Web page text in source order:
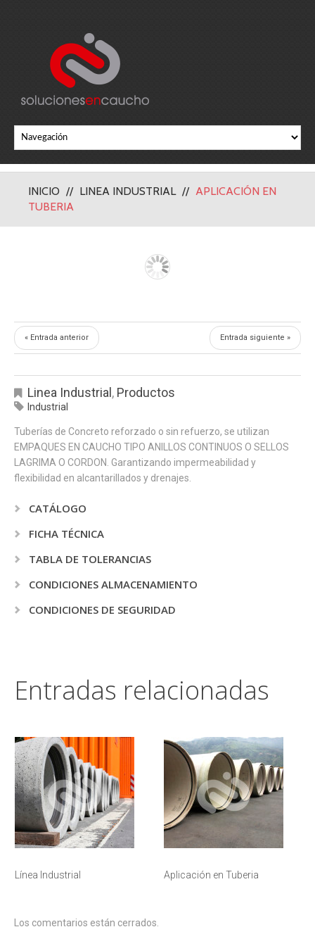
INICIO LINEA INDUSTRIAL
APLICACIÓN EN
TUBERIA
« Entrada anterior Entrada siguiente »
Linea Industrial , Productos
Industrial
Tuberías de Concreto reforzado o sin refuerzo, se utilizan
EMPAQUES EN CAUCHO TIPO ANILLOS CONTINUOS O SELLOS
LAGRIMA O CORDON. Garantizando impermeabilidad y
flexibilidad en alcantarillados y drenajes.
CATÁLOGO
FICHA TÉCNICA
TABLA DE TOLERANCIAS
CONDICIONES ALMACENAMIENTO
CONDICIONES DE SEGURIDAD
Entradas relacionadas
Línea Industrial Aplicación en Tuberia
Los comentarios están cerrados.